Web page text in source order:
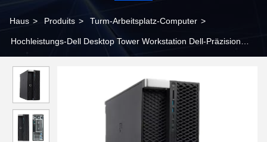
Haus > Produits > Turm-Arbeitsplatz-Computer >
Hochleistungs-Dell Desktop Tower Workstation Dell-Präzision